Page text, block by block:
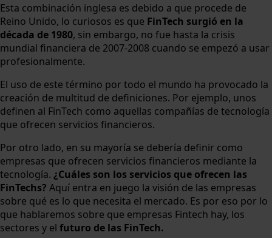
Esta combinación inglesa es debido a que procede de
Reino Unido, lo curiosos es que FinTech surgió en la
década de 1980, sin embargo, no fue hasta la crisis
mundial financiera de 2007-2008 cuando se empezó a usar
profesionalmente.
El uso de este término por todo el mundo ha provocado la
creación de multitud de definiciones. Por ejemplo, unos
definen al FinTech como aquellas compañías de tecnología
que ofrecen servicios financieros.
Por otro lado, en su mayoría se debería definir como
empresas que ofrecen servicios financieros mediante la
tecnología. ¿Cuáles son los servicios que ofrecen las
FinTechs? Aquí entra en juego la visión de las empresas
sobre qué es lo que necesita el mercado. Es por eso por lo
que hablaremos sobre que empresas Fintech hay, los
sectores y el futuro de las FinTech.